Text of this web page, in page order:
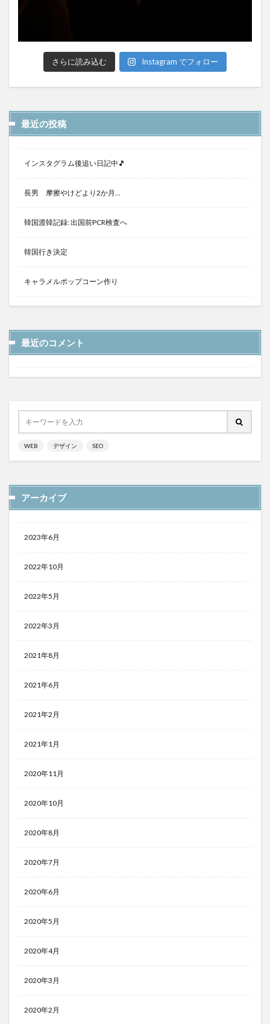
さらに読み込む Instagram でフォロー
最近の投稿
インスタグラム後追い日記中🎵
長男 摩擦やけどより2か月…
韓国渡韓記録: 出国前PCR検査へ
韓国行き決定
キャラメルポップコーン作り
最近のコメント
WEB デザイン SEO
アーカイブ
2023年6月
2022年10月
2022年5月
2022年3月
2021年8月
2021年6月
2021年2月
2021年1月
2020年11月
2020年10月
2020年8月
2020年7月
2020年6月
2020年5月
2020年4月
2020年3月
2020年2月